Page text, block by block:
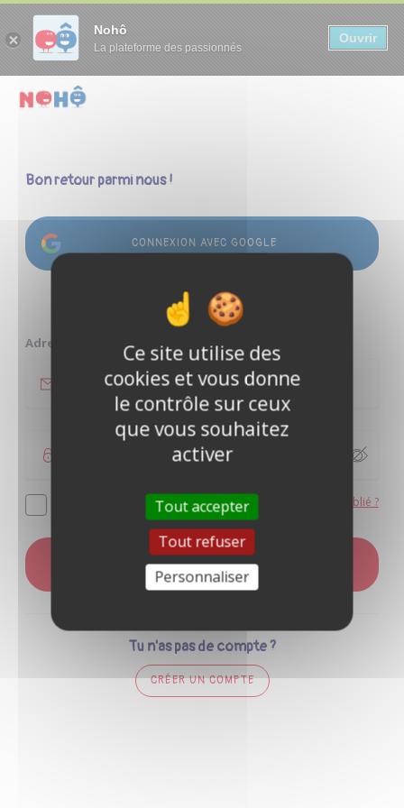
Nohô
La plateforme des passionnés
Ouvrir
Bon retour parmi nous !
CONNEXION AVEC GOOGLE
ou
Adresse e-mail
Se souvenir de moi Mot de passe oublié ?
CONNEXION
Tu n'as pas de compte ?
CRÉER UN COMPTE
Panneau de gestion des cookies
Ce site utilise des
cookies et vous donne
le contrôle sur ceux
que vous souhaitez
activer
Tout accepter
Tout refuser
Personnaliser